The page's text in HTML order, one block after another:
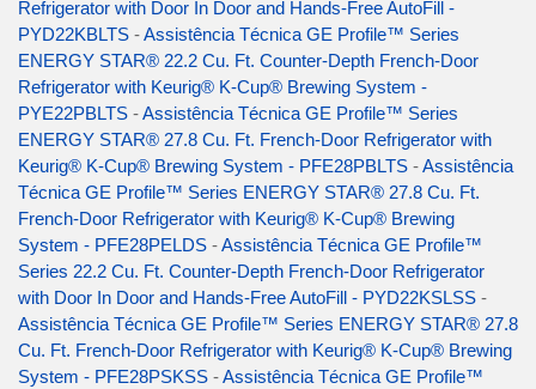
Refrigerator with Door In Door and Hands-Free AutoFill -
PYD22KBLTS -Assistência Técnica GE Profile™ Series
ENERGY STAR® 22.2 Cu. Ft. Counter-Depth French-Door
Refrigerator with Keurig® K-Cup® Brewing System -
PYE22PBLTS -Assistência Técnica GE Profile™ Series
ENERGY STAR® 27.8 Cu. Ft. French-Door Refrigerator with
Keurig® K-Cup® Brewing System - PFE28PBLTS -Assistência
Técnica GE Profile™ Series ENERGY STAR® 27.8 Cu. Ft.
French-Door Refrigerator with Keurig® K-Cup® Brewing
System - PFE28PELDS -Assistência Técnica GE Profile™
Series 22.2 Cu. Ft. Counter-Depth French-Door Refrigerator
with Door In Door and Hands-Free AutoFill - PYD22KSLSS -
Assistência Técnica GE Profile™ Series ENERGY STAR® 27.8
Cu. Ft. French-Door Refrigerator with Keurig® K-Cup® Brewing
System - PFE28PSKSS -Assistência Técnica GE Profile™